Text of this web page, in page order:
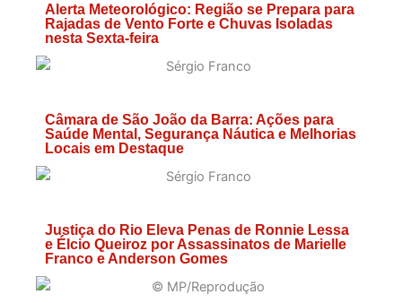
Alerta Meteorológico: Região se Prepara para
Rajadas de Vento Forte e Chuvas Isoladas
nesta Sexta-feira
Câmara de São João da Barra: Ações para
Saúde Mental, Segurança Náutica e Melhorias
Locais em Destaque
Justiça do Rio Eleva Penas de Ronnie Lessa
e Élcio Queiroz por Assassinatos de Marielle
Franco e Anderson Gomes